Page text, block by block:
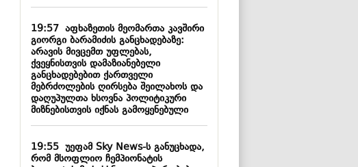
19:57აფხაზეთის მეომართა კავშირი
გიორგი ბარამიძის განცხადებაზე:
არავის მივცემთ უფლებას,
ქვეყნისთვის დამაზიანებელი
განცხადებებით ქართველი
მებრძოლების ღირსება შეილახოს და
დაღუპულთა ხსოვნა პოლიტიკური
მიზნებისთვის იქნას გამოყენებული
19:55უეფამ Sky News-ს განუცხადა,
რომ მსოფლიო ჩემპიონატის